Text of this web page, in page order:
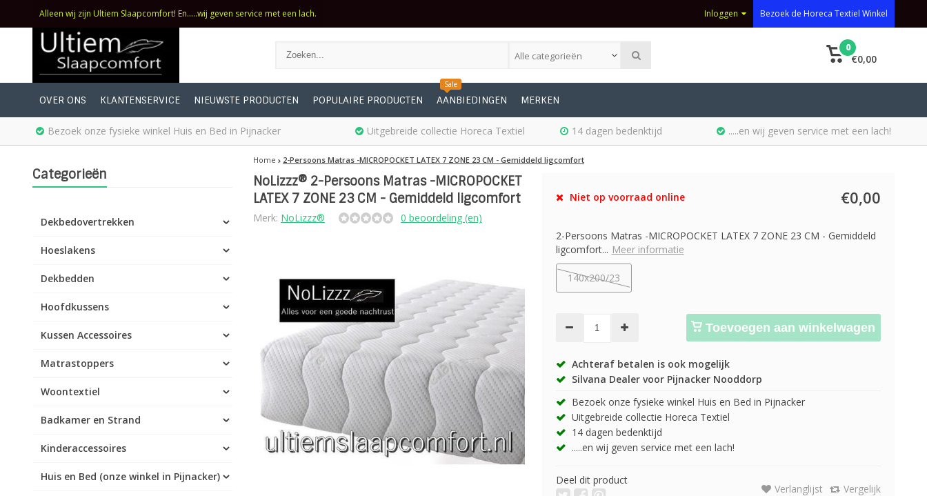
Alleen wij zijn Ultiem Slaapcomfort! En.....wij geven service met een lach. Inloggen Bezoek de Horeca Textiel Winkel
Alle categorieën
0
€0,00
OVER ONS KLANTENSERVICE NIEUWSTE PRODUCTEN POPULAIRE PRODUCTEN
Sale
AANBIEDINGEN MERKEN
Bezoek onze fysieke winkel Huis en Bed in Pijnacker Uitgebreide collectie Horeca Textiel 14 dagen bedenktijd .....en wij geven service met een lach!
Categorieën
Dekbedovertrekken
Hoeslakens
Dekbedden
Hoofdkussens
Kussen Accessoires
Matrastoppers
Woontextiel
Badkamer en Strand
Kinderaccessoires
Huis en Bed (onze winkel in Pijnacker)
Home 2-Persoons Matras -MICROPOCKET LATEX 7 ZONE 23 CM - Gemiddeld ligcomfort
NoLizzz® 2-Persoons Matras -MICROPOCKET
LATEX 7 ZONE 23 CM - Gemiddeld ligcomfort
Merk: NoLizzz® 0 beoordeling (en)
Niet op voorraad online €0,00
2-Persoons Matras -MICROPOCKET LATEX 7 ZONE 23 CM - Gemiddeld
ligcomfort... Meer informatie
140x200/23
Toevoegen aan winkelwagen
Achteraf betalen is ook mogelijk
Silvana Dealer voor Pijnacker Nooddorp
Bezoek onze fysieke winkel Huis en Bed in Pijnacker
Uitgebreide collectie Horeca Textiel
14 dagen bedenktijd
.....en wij geven service met een lach!
Deel dit product
Verlanglijst Vergelijk